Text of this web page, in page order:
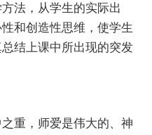
法，从学生的实际出
和创造性思维，使学生
结上课中所出现的突发
重，师爱是伟大的、神